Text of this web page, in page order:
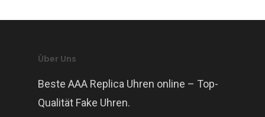
Über Uns
Beste AAA Replica Uhren online – Top-
Qualität Fake Uhren.